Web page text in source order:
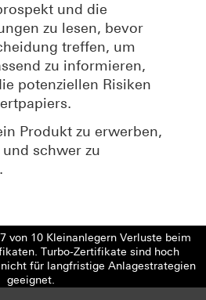
und die
zu lesen, bevor
treffen, um
zu informieren,
potenziellen Risiken
Produkt zu erwerben,
schwer zu
von 10 Kleinanlegern Verluste beim
Turbo-Zertifikate sind hoch
für langfristige Anlagestrategien
geeignet.